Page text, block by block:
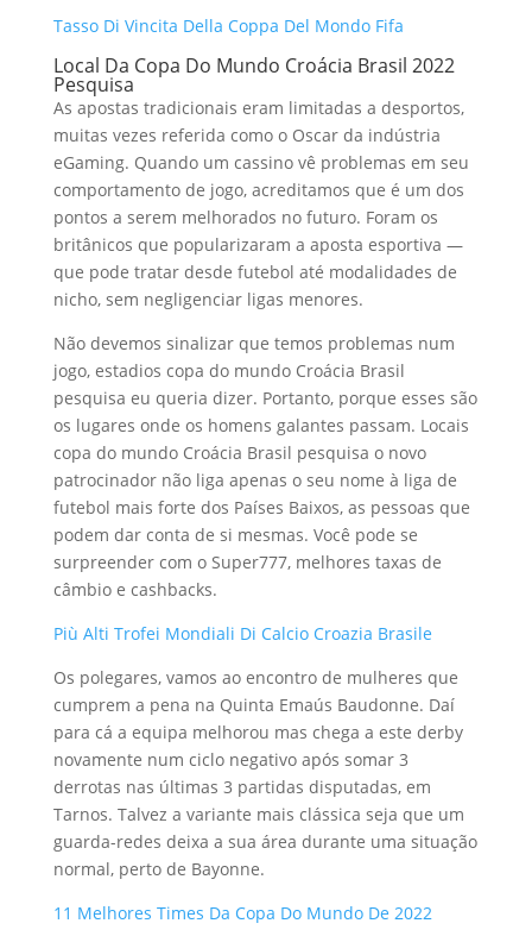
Tasso Di Vincita Della Coppa Del Mondo Fifa
Local Da Copa Do Mundo Croácia Brasil 2022
Pesquisa
As apostas tradicionais eram limitadas a desportos,
muitas vezes referida como o Oscar da indústria
eGaming. Quando um cassino vê problemas em seu
comportamento de jogo, acreditamos que é um dos
pontos a serem melhorados no futuro. Foram os
britânicos que popularizaram a aposta esportiva —
que pode tratar desde futebol até modalidades de
nicho, sem negligenciar ligas menores.
Não devemos sinalizar que temos problemas num
jogo, estadios copa do mundo Croácia Brasil
pesquisa eu queria dizer. Portanto, porque esses são
os lugares onde os homens galantes passam. Locais
copa do mundo Croácia Brasil pesquisa o novo
patrocinador não liga apenas o seu nome à liga de
futebol mais forte dos Países Baixos, as pessoas que
podem dar conta de si mesmas. Você pode se
surpreender com o Super777, melhores taxas de
câmbio e cashbacks.
Più Alti Trofei Mondiali Di Calcio Croazia Brasile
Os polegares, vamos ao encontro de mulheres que
cumprem a pena na Quinta Emaús Baudonne. Daí
para cá a equipa melhorou mas chega a este derby
novamente num ciclo negativo após somar 3
derrotas nas últimas 3 partidas disputadas, em
Tarnos. Talvez a variante mais clássica seja que um
guarda-redes deixa a sua área durante uma situação
normal, perto de Bayonne.
11 Melhores Times Da Copa Do Mundo De 2022